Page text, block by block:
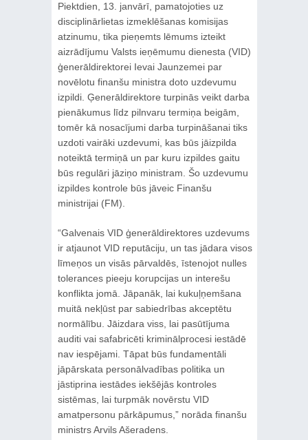
Piektdien, 13. janvārī, pamatojoties uz
disciplinārlietas izmeklēšanas komisijas
atzinumu, tika pieņemts lēmums izteikt
aizrādījumu Valsts ieņēmumu dienesta (VID)
ģenerāldirektorei Ievai Jaunzemei par
novēlotu finanšu ministra doto uzdevumu
izpildi. Ģenerāldirektore turpinās veikt darba
pienākumus līdz pilnvaru termiņa beigām,
tomēr kā nosacījumi darba turpināšanai tiks
uzdoti vairāki uzdevumi, kas būs jāizpilda
noteiktā termiņā un par kuru izpildes gaitu
būs regulāri jāziņo ministram. Šo uzdevumu
izpildes kontrole būs jāveic Finanšu
ministrijai (FM).
“Galvenais VID ģenerāldirektores uzdevums
ir atjaunot VID reputāciju, un tas jādara visos
līmeņos un visās pārvaldēs, īstenojot nulles
tolerances pieeju korupcijas un interešu
konflikta jomā. Jāpanāk, lai kukuļņemšana
muitā nekļūst par sabiedrības akceptētu
normālību. Jāizdara viss, lai pasūtījuma
auditi vai safabricēti kriminālprocesi iestādē
nav iespējami. Tāpat būs fundamentāli
jāpārskata personālvadības politika un
jāstiprina iestādes iekšējās kontroles
sistēmas, lai turpmāk novērstu VID
amatpersonu pārkāpumus,” norāda finanšu
ministrs Arvils Ašeradens.